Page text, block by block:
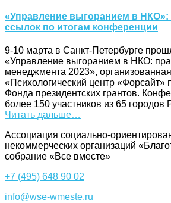
«Управление выгоранием в НКО»:
ссылок по итогам конференции
9-10 марта в Санкт-Петербурге
«Управление выгоранием в НКО:
менеджмента 2023»,
«Психологический центр «Форсайт»
Фонда президентских грантов.
более 150 участников из 65 городов
Читать дальше…
Ассоциация cоциально-
некоммерческих организаций
собрание «Все вместе»
+7 (495) 648 90 02
info@wse-wmeste.ru